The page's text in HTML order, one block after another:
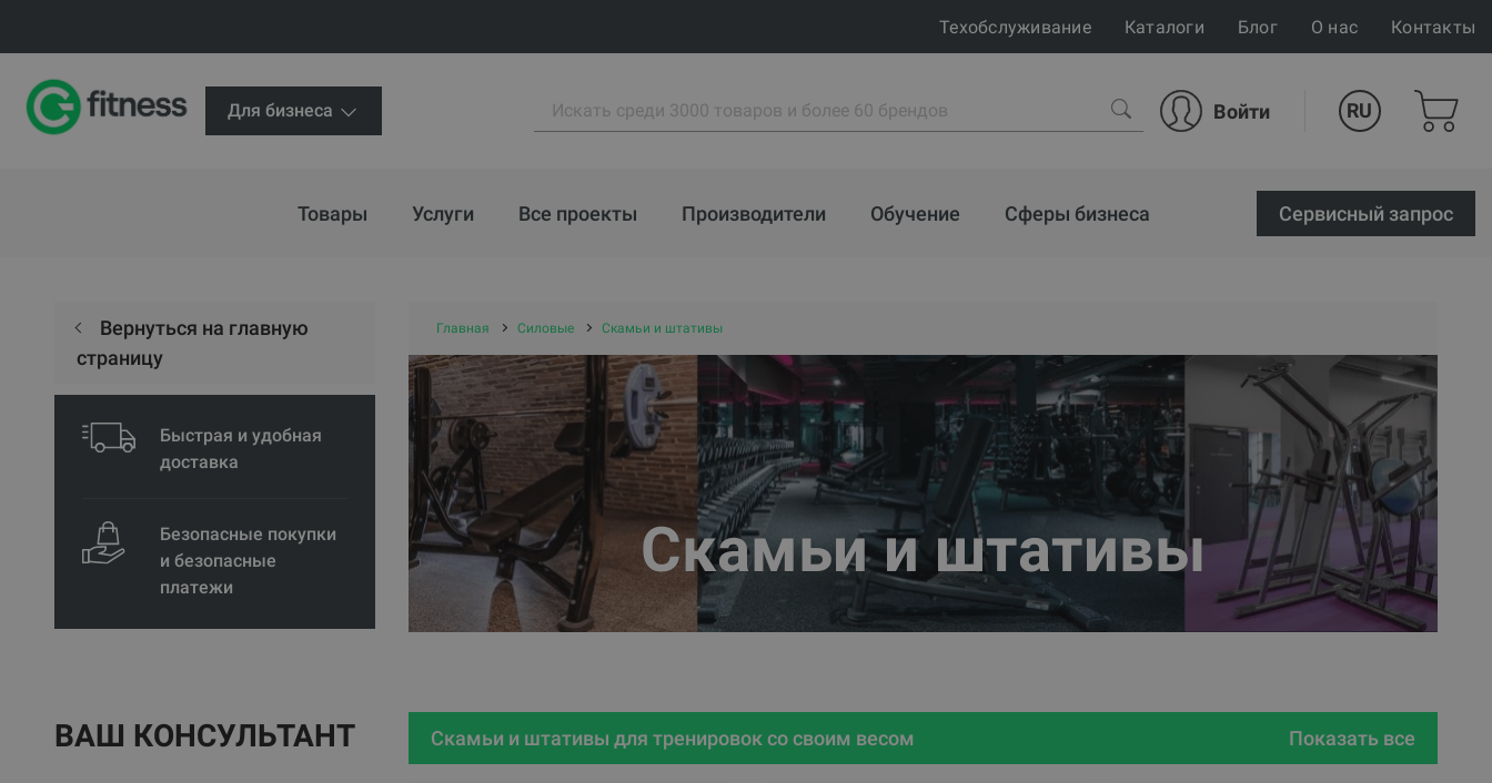
Техобслуживание Каталоги Блог О нас Контакты
Для бизнеса Войти RU
Товары Услуги Все проекты Производители Обучение Сферы бизнеса Cервисный запрос
Вернуться на главную
страницу
Быстрая и удобная
доставка
Безопасные покупки
и безопасные
платежи
ВАШ КОНСУЛЬТАНТ
Главная Силовые Скамьи и штативы
Скамьи и штативы
Скамьи и штативы для тренировок со своим весом Показать все